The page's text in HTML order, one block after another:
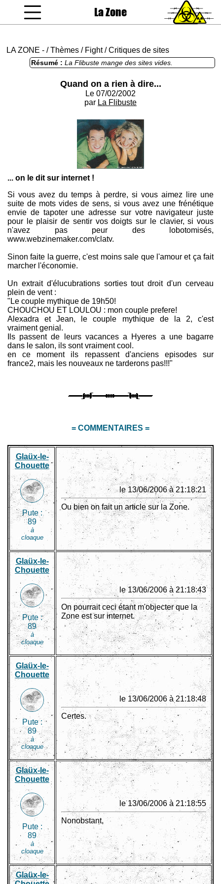
La Zone
LA ZONE - /Thèmes / Fight/Critiques de sites
Résumé : La Flibuste mange des sites vides.
Quand on a rien à dire...
Le 07/02/2002
par La Flibuste
... on le dit sur internet !
Si vous avez du temps à perdre, si vous aimez lire une
suite de mots vides de sens, si vous avez une frénétique
envie de tapoter une adresse sur votre navigateur juste
pour le plaisir de sentir vos doigts sur le clavier, si vous
n'avez pas peur des lobotomisés,
www.webzinemaker.com/clatv.
Sinon faite la guerre, c'est moins sale que l'amour et ça fait
marcher l'économie.
Un extrait d'élucubrations sorties tout droit d'un cerveau
plein de vent :
"Le couple mythique de 19h50!
CHOUCHOU ET LOULOU : mon couple prefere!
Alexadra et Jean, le couple mythique de la 2, c'est
vraiment genial.
Ils passent de leurs vacances a Hyeres a une bagarre
dans le salon, ils sont vraiment cool.
en ce moment ils repassent d'anciens episodes sur
france2, mais les nouveaux ne tarderons pas!!!"
= COMMENTAIRES =
Glaüx-le-
Chouette
Pute :
89
à
cloaque
le 13/06/2006 à 21:18:21
Ou bien on fait un article sur la Zone.
Glaüx-le-
Chouette
Pute :
89
à
cloaque
le 13/06/2006 à 21:18:43
On pourrait ceci étant m'objecter que la
Zone est sur internet.
Glaüx-le-
Chouette
Pute :
89
à
cloaque
le 13/06/2006 à 21:18:48
Certes.
Glaüx-le-
Chouette
Pute :
89
à
cloaque
le 13/06/2006 à 21:18:55
Nonobstant,
Glaüx-le-